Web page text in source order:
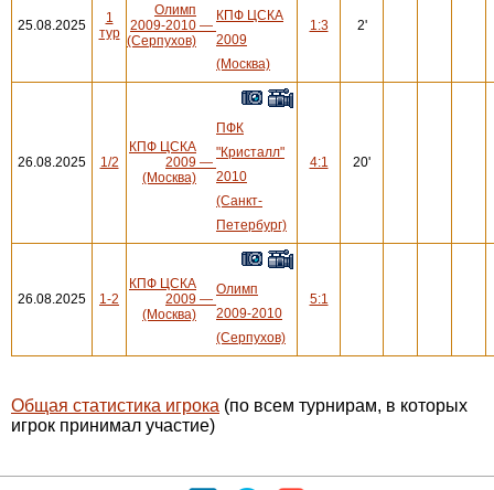
25.08.2025
1
тур
Олимп
2009-2010
(Серпухов)
—
КПФ ЦСКА
2009
(Москва)
1:3 2'
26.08.2025 1/2
КПФ ЦСКА
2009
(Москва)
—
ПФК
"Кристалл"
2010
(Санкт-
Петербург)
4:1 20'
26.08.2025 1-2
КПФ ЦСКА
2009
(Москва)
—
Олимп
2009-2010
(Серпухов)
5:1
Общая статистика игрока (по всем турнирам, в которых
игрок принимал участие)